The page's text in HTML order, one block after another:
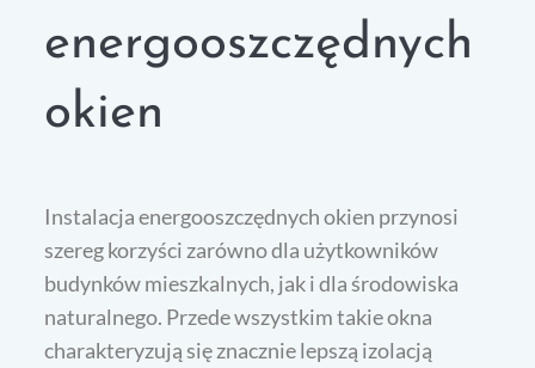
energooszczędnych
okien
Instalacja energooszczędnych okien przynosi
szereg korzyści zarówno dla użytkowników
budynków mieszkalnych, jak i dla środowiska
naturalnego. Przede wszystkim takie okna
charakteryzują się znacznie lepszą izolacją